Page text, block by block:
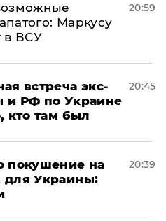
Маркусу
в ВСУ
20:59
встреча экс-
и РФ по Украине
кто там был
20:45
покушение на
для Украины:
20:39